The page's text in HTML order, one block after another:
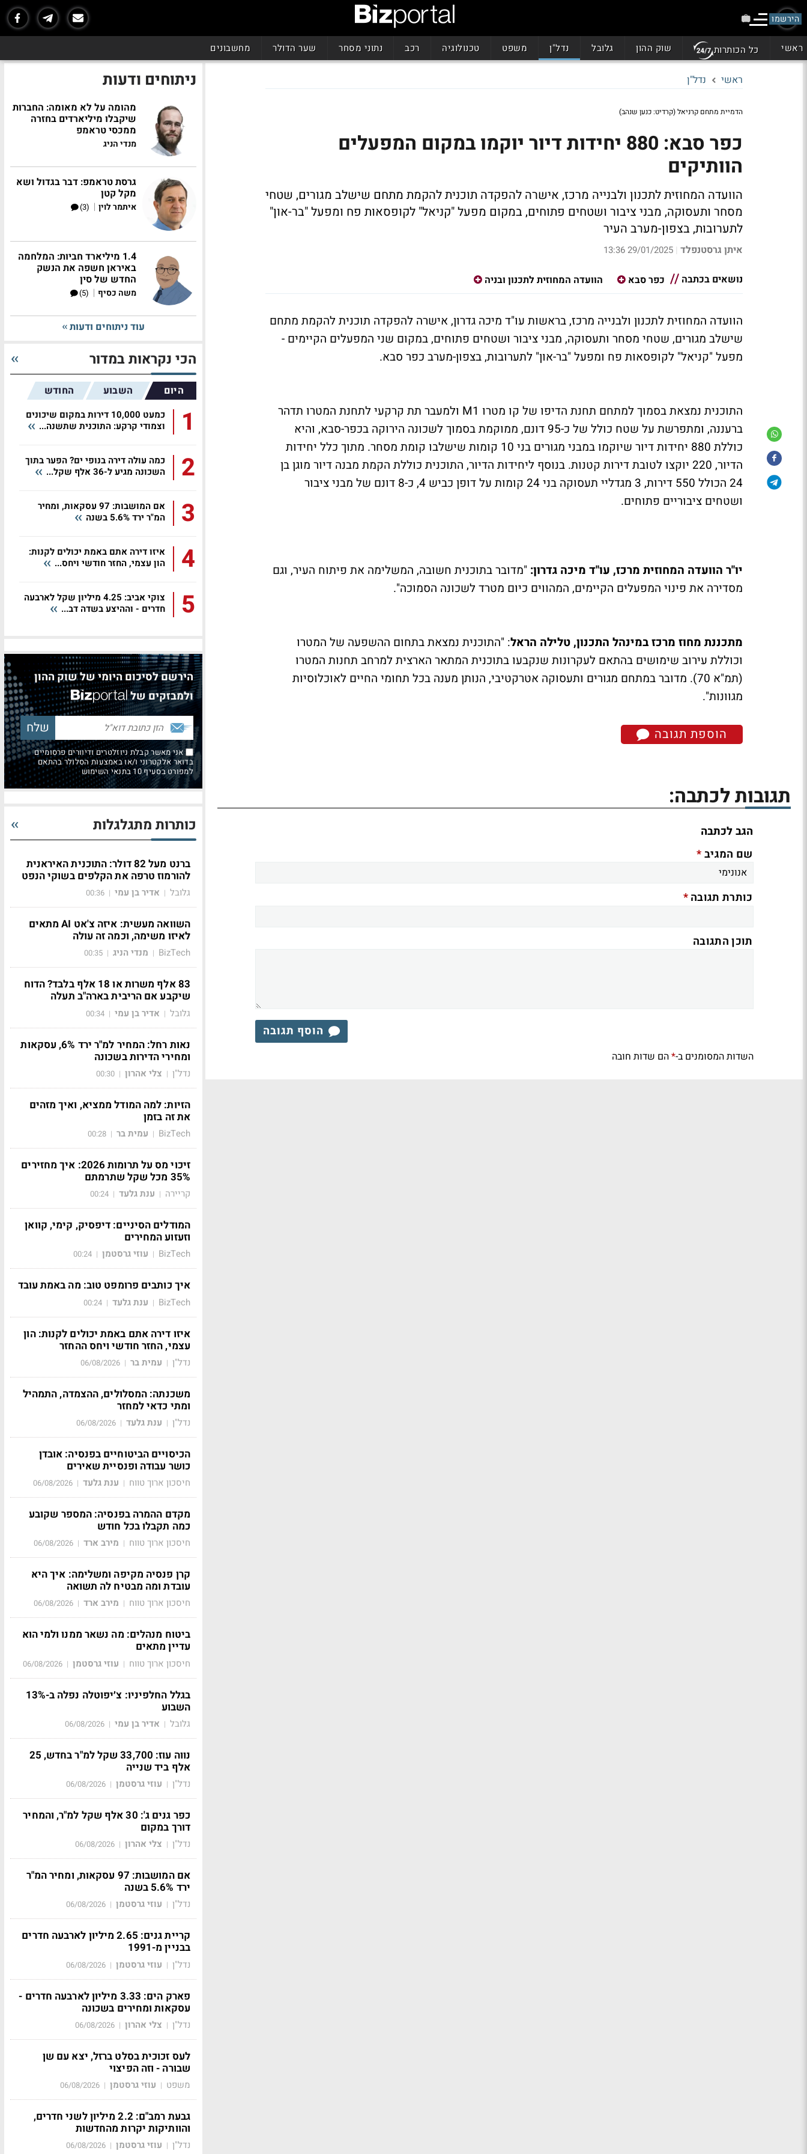
הירשמו
ראשי כל הכותרות שוק ההון גלובל נדל"ן משפט טכנולוגיה רכב נתוני מסחר שער הדולר מחשבונים
ראשי נדל"ן
הדמיית מתחם קרניאל (קרדיט: כנען שנהב)
כפר סבא: 880 יחידות דיור יוקמו במקום המפעלים
הוותיקים
הוועדה המחוזית לתכנון ולבנייה מרכז, אישרה להפקדה תוכנית להקמת מתחם שישלב מגורים, שטחי
מסחר ותעסוקה, מבני ציבור ושטחים פתוחים, במקום מפעל "קניאל" לקופסאות פח ומפעל "בר-און"
לתערובות, בצפון-מערב העיר
איתן גרסטנפלד |
29/01/2025 13:36
נושאים בכתבה כפר סבא הוועדה המחוזית לתכנון ובניה
הוועדה המחוזית לתכנון ולבנייה מרכז, בראשות עו"ד מיכה גדרון, אישרה להפקדה תוכנית להקמת מתחם
שישלב מגורים, שטחי מסחר ותעסוקה, מבני ציבור ושטחים פתוחים, במקום שני המפעלים הקיימים -
מפעל "קניאל" לקופסאות פח ומפעל "בר-און" לתערובות, בצפון-מערב כפר סבא.
התוכנית נמצאת בסמוך למתחם תחנת הדיפו של קו מטרו M1 ולמעבר תת קרקעי לתחנת המטרו תדהר
ברעננה, ומתפרשת על שטח כולל של כ-95 דונם, ממוקמת בסמוך לשכונה הירוקה בכפר-סבא, והיא
כוללת 880 יחידות דיור שיוקמו במבני מגורים בני 10 קומות שישלבו קומת מסחר. מתוך כלל יחידות
הדיור, 220 יוקצו לטובת דירות קטנות. בנוסף ליחידות הדיור, התוכנית כוללת הקמת מבנה דיור מוגן בן
24 הכולל 550 דירות, 3 מגדליי תעסוקה בני 24 קומות על דופן כביש 4, כ-8 דונם של מבני ציבור
ושטחים ציבוריים פתוחים.
יו"ר הוועדה המחוזית מרכז, עו"ד מיכה גדרון: "מדובר בתוכנית חשובה, המשלימה את פיתוח העיר, וגם
מסדירה את פינוי המפעלים הקיימים, המהווים כיום מטרד לשכונה הסמוכה".
מתכננת מחוז מרכז במינהל התכנון, טלילה הראל: "התוכנית נמצאת בתחום ההשפעה של המטרו
וכוללת עירוב שימושים בהתאם לעקרונות שנקבעו בתוכנית המתאר הארצית למרחב תחנות המטרו
(תמ"א 70). מדובר במתחם מגורים ותעסוקה אטרקטיבי, הנותן מענה בכל תחומי החיים לאוכלוסיות
מגוונות".
הוספת תגובה
תגובות לכתבה:
הגב לכתבה
שם המגיב*
כותרת תגובה*
תוכן התגובה
הוסף תגובה
השדות המסומנים ב-*הם שדות חובה
ניתוחים ודעות
מהומה על לא מאומה: החברות
שיקבלו מיליארדים בחזרה
ממכסי טראמפ
מנדי הניג
גרסת טראמפ: דבר בגדול ושא
מקל קטן
איתמר לוין |
(3)
1.4 מיליארד חביות: המלחמה
באיראן חשפה את הנשק
החדש של סין
משה כסיף |
(5)
עוד ניתוחים ודעות
הכי נקראות במדור
היום השבוע החודש
1
כמעט 10,000 דירות במקום שיכונים
וצמודי קרקע: התוכנית שתשנה...
2
כמה עולה דירה בנופי ים? הפער בתוך
השכונה מגיע ל-36 אלף שקל...
3
אם המושבות: 97 עסקאות, ומחיר
המ"ר ירד 5.6% בשנה
4
איזו דירה אתם באמת יכולים לקנות:
הון עצמי, החזר חודשי ויחס...
5
צוקי אביב: 4.25 מיליון שקל לארבעה
חדרים - וההיצע בשדה דב...
הירשם לסיכום היומי של שוק ההון
ולמבזקים של
אני מאשר קבלת ניוזלטרים ודיוורים פרסומיים
בדואר אלקטרוני ו/או באמצעות הסלולר בהתאם
למפורט בסעיף 10 בתנאי השימוש
כותרות מתגלגלות
ברנט מעל 82 דולר: התוכנית האיראנית
להורמוז טרפה את הקלפים בשוקי הנפט
גלובל | אדיר בן עמי |
00:36
השוואה מעשית: איזה צ'אט AI מתאים
לאיזו משימה, וכמה זה עולה
BizTech
| מנדי הניג |
00:35
83 אלף משרות או 18 אלף בלבד? הדוח
שיקבע אם הריבית בארה"ב תעלה
גלובל | אדיר בן עמי |
00:34
נאות רחל: המחיר למ"ר ירד 6%, עסקאות
ומחירי הדירות בשכונה
נדל"ן | צלי אהרון |
00:30
הזיות: למה המודל ממציא, ואיך מזהים
את זה בזמן
BizTech
| עמית בר |
00:28
זיכוי מס על תרומות 2026: איך מחזירים
35% מכל שקל שתרמתם
קריירה | ענת גלעד |
00:24
המודלים הסיניים: דיפסיק, קימי, קוואן
וזעזוע המחירים
BizTech
| עוזי גרסטמן |
00:24
איך כותבים פרומפט טוב: מה באמת עובד
BizTech
| ענת גלעד |
00:24
איזו דירה אתם באמת יכולים לקנות: הון
עצמי, החזר חודשי ויחס ההחזר
נדל"ן | עמית בר |
06/08/2026
משכנתה: המסלולים, ההצמדה, התמהיל
ומתי כדאי למחזר
נדל"ן | ענת גלעד |
06/08/2026
הכיסויים הביטוחיים בפנסיה: אובדן
כושר עבודה ופנסיית שאירים
חיסכון ארוך טווח | ענת גלעד |
06/08/2026
מקדם ההמרה בפנסיה: המספר שקובע
כמה תקבלו בכל חודש
חיסכון ארוך טווח | מירב ארד |
06/08/2026
קרן פנסיה מקיפה ומשלימה: איך היא
עובדת ומה מבטיח לה תשואה
חיסכון ארוך טווח | מירב ארד |
06/08/2026
ביטוח מנהלים: מה נשאר ממנו ולמי הוא
עדיין מתאים
חיסכון ארוך טווח | עוזי גרסטמן |
06/08/2026
בגלל החלפיניו: צ׳יפוטלה נפלה ב-13%
השבוע
גלובל | אדיר בן עמי |
06/08/2026
נווה עוז: 33,700 שקל למ"ר בחדש, 25
אלף ביד שנייה
נדל"ן | עוזי גרסטמן |
06/08/2026
כפר גנים ג': 30 אלף שקל למ"ר, והמחיר
דורך במקום
נדל"ן | צלי אהרון |
06/08/2026
אם המושבות: 97 עסקאות, ומחיר המ"ר
ירד 5.6% בשנה
נדל"ן | עוזי גרסטמן |
06/08/2026
קריית גנים: 2.65 מיליון לארבעה חדרים
בבניין מ-1991
נדל"ן | עוזי גרסטמן |
06/08/2026
פארק הים: 3.33 מיליון לארבעה חדרים -
עסקאות ומחירים בשכונה
נדל"ן | צלי אהרון |
06/08/2026
לעס זכוכית בסלט ברזל, יצא עם שן
שבורה - וזה הפיצוי
משפט | עוזי גרסטמן |
06/08/2026
גבעת רמב"ם: 2.2 מיליון לשני חדרים,
והוותיקות יקרות מהחדשות
נדל"ן | עוזי גרסטמן |
06/08/2026